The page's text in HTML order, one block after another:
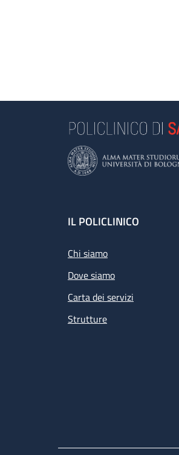
Footer
IL POLICLINICO
Chi siamo
Dove siamo
Carta dei servizi
Strutture